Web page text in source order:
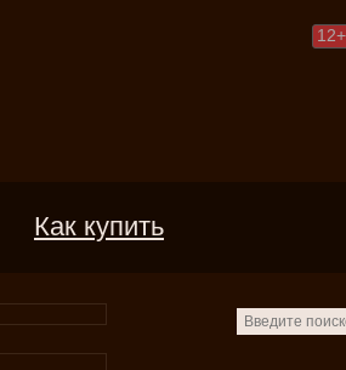
12+
Как купить